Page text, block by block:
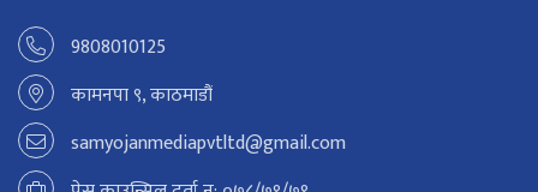
9808010125
कामनपा ९, काठमाडौं
samyojanmediapvtltd@gmail.com